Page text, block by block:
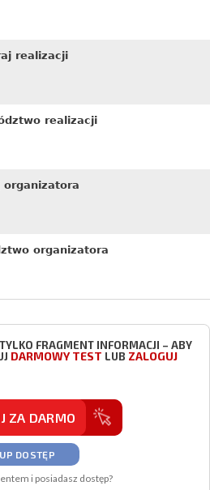
realizacji
realizacji
organizatora
organizatora
FRAGMENT INFORMACJI – ABY
DARMOWY TEST LUB ZALOGUJ
ZA DARMO
DOSTĘP
i posiadasz dostęp?